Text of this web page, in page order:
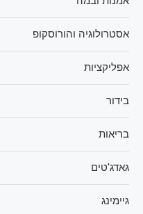
אסטרולוגיה והורוסקופ
אפליקציות
בידור
בריאות
גאדג'טים
גיימינג